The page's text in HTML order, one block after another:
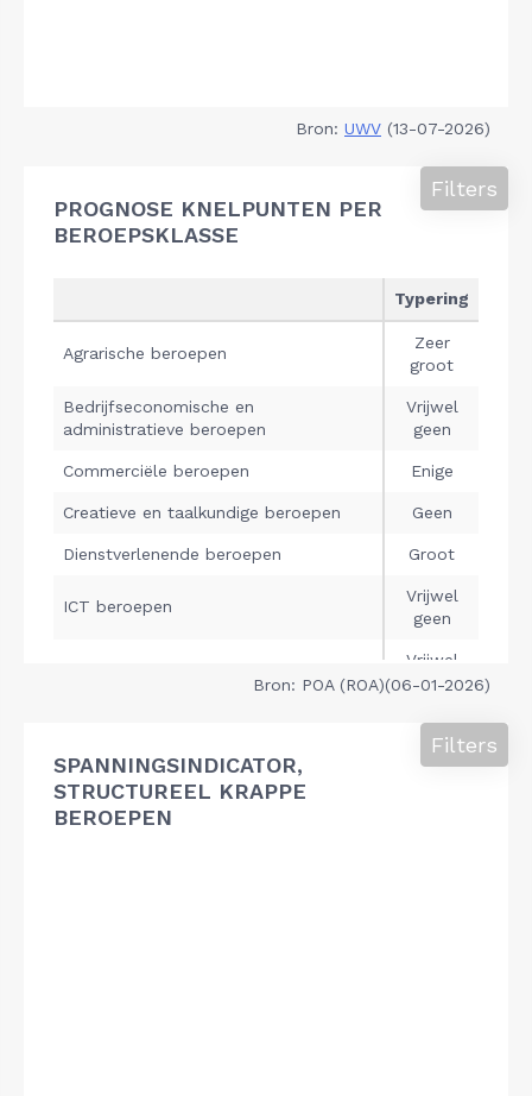
Bron: UWV (13-07-2026)
PROGNOSE KNELPUNTEN PER
BEROEPSKLASSE
Filters
Bron: POA (ROA)(06-01-2026)
SPANNINGSINDICATOR,
STRUCTUREEL KRAPPE
BEROEPEN
Filters